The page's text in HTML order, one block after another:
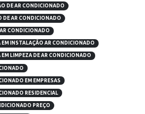
DE AR CONDICIONADO
DE AR CONDICIONADO
CONDICIONADO
EM INSTALAÇÃO AR CONDICIONADO
EM LIMPEZA DE AR CONDICIONADO
EM EMPRESAS
RESIDENCIAL
PREÇO